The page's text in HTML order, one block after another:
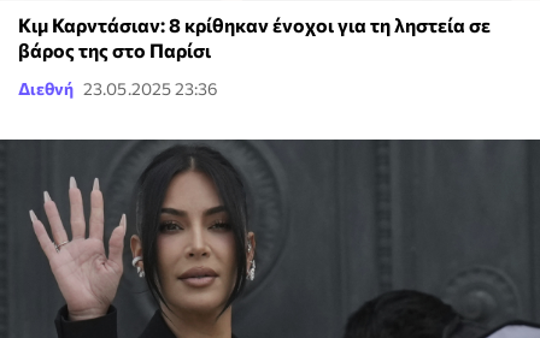
Κιμ Καρντάσιαν: 8 κρίθηκαν ένοχοι για τη ληστεία σε
βάρος της στο Παρίσι
Διεθνή 23.05.2025 23:36